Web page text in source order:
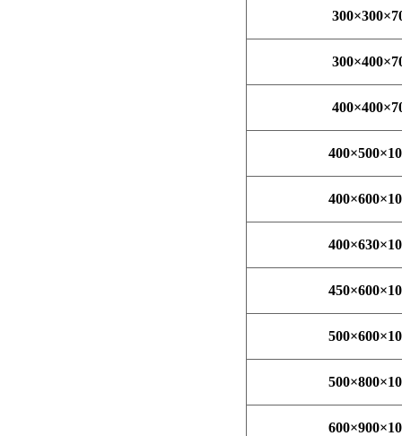
300×300×
300×400×
400×400×
400×500×
400×600×
400×630×
450×600×
500×600×
500×800×
600×900×